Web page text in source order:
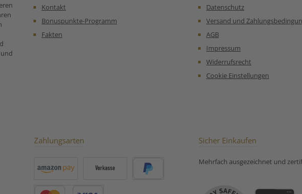
Kontakt
Bonuspunkte-Programm
Fakten
Datenschutz
Versand und
AGB
Impressum
Widerrufsrecht
Cookie Einstellungen
Zahlungsarten Sicher Einkaufen
Mehrfach ausgezeichnet und